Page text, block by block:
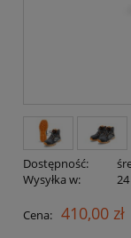
Dostępność:
Wysyłka w:
Cena: 410,00 zł